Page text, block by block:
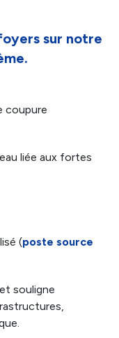
sur notre
coupure
liée aux fortes
(poste source
souligne